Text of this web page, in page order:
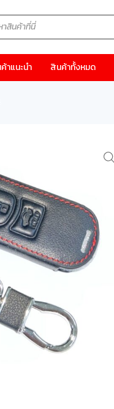
าแนะนำ สินค้าทั้งหมด